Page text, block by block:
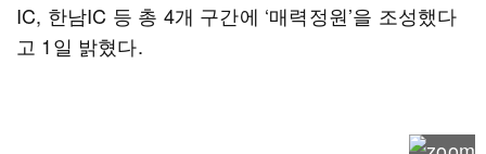
IC, 한남IC 등 총 4개 구간에 ‘매력정원’을 조성했다
고 1일 밝혔다.